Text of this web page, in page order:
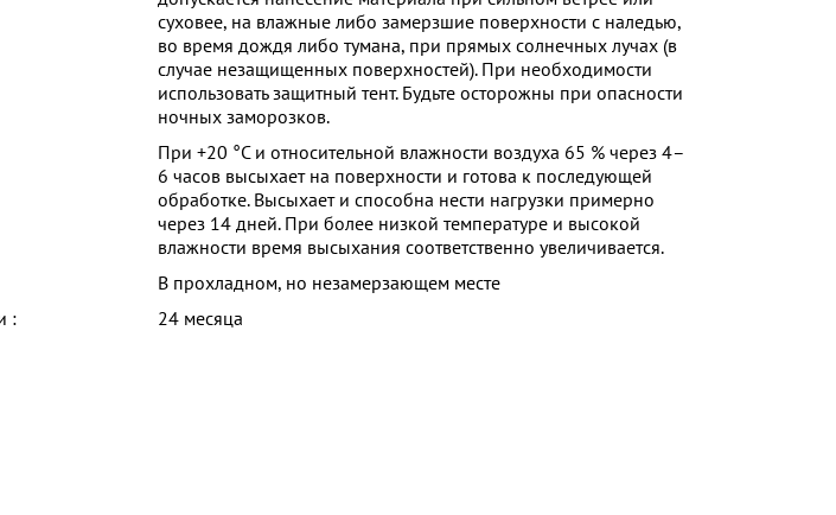
суховее, на влажные либо замерзшие поверхности с наледью,
во время дождя либо тумана, при прямых солнечных лучах (в
случае незащищенных поверхностей). При необходимости
использовать защитный тент. Будьте осторожны при опасности
ночных заморозков.
При +20 °C и относительной влажности воздуха 65 % через 4–
6 часов высыхает на поверхности и готова к последующей
обработке. Высыхает и способна нести нагрузки примерно
через 14 дней. При более низкой температуре и высокой
влажности время высыхания соответственно увеличивается.
В прохладном, но незамерзающем месте
:
24 месяца